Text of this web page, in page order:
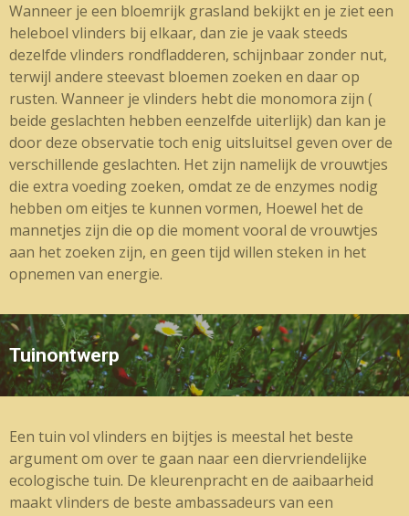
Wanneer je een bloemrijk grasland bekijkt en je ziet een
heleboel vlinders bij elkaar, dan zie je vaak steeds
dezelfde vlinders rondfladderen, schijnbaar zonder nut,
terwijl andere steevast bloemen zoeken en daar op
rusten. Wanneer je vlinders hebt die monomora zijn (
beide geslachten hebben eenzelfde uiterlijk) dan kan je
door deze observatie toch enig uitsluitsel geven over de
verschillende geslachten. Het zijn namelijk de vrouwtjes
die extra voeding zoeken, omdat ze de enzymes nodig
hebben om eitjes te kunnen vormen, Hoewel het de
mannetjes zijn die op die moment vooral de vrouwtjes
aan het zoeken zijn, en geen tijd willen steken in het
opnemen van energie.
Tuinontwerp
Een tuin vol vlinders en bijtjes is meestal het beste
argument om over te gaan naar een diervriendelijke
ecologische tuin. De kleurenpracht en de aaibaarheid
maakt vlinders de beste ambassadeurs van een